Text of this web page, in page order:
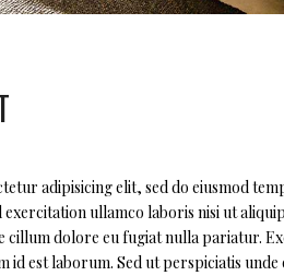
adipisicing elit, sed do eiusmod
ullamco laboris nisi ut
cillum dolore eu fugiat nulla pariatur.
id est laborum. Sed ut perspiciatis